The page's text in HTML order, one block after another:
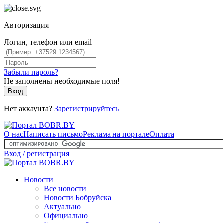
Авторизация
Логин, телефон или email
Забыли пароль?
Не заполнены необходимые поля!
Вход
Нет аккаунта? Зарегистрируйтесь
О насНаписать письмоРеклама на порталеОплата
Вход / регистрация
Новости
Все новости
Новости Бобруйска
Актуально
Официально